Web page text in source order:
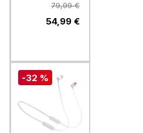
79,99 €
54,99 €
-32 %